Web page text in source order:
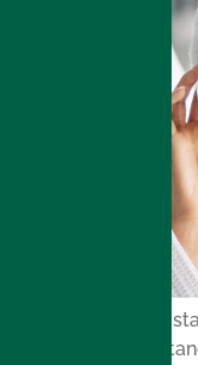
Skincare
que vem